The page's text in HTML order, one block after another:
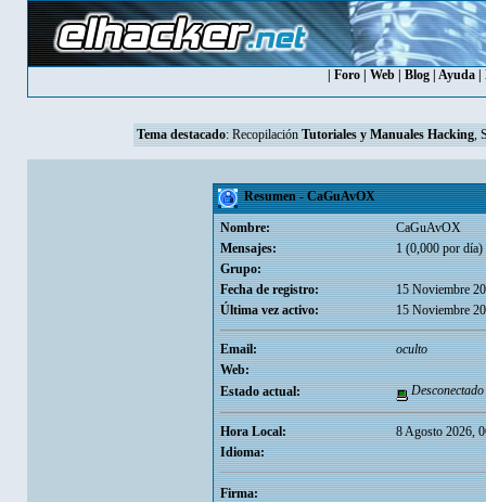
Foro| Web| Blog| Ayuda|
Tema destacado: Recopilación Tutoriales y Manuales Hacking,
Resumen - CaGuAvOX
Nombre:
CaGuAvOX
Mensajes:
1 (0,000 por día)
Grupo:
Fecha de registro:
15 Noviembre
Última vez activo:
15 Noviembre
Email:
oculto
Web:
Estado actual:
Desconectado
Hora Local:
8 Agosto 2026,
Idioma:
Firma: